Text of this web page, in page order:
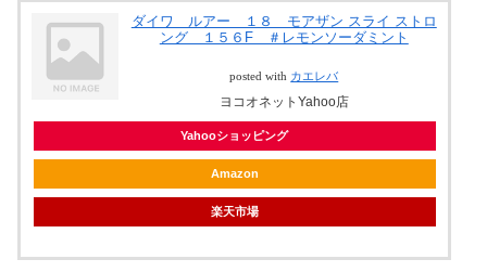
ダイワ ルアー １８ モアザン スライ ストロ
ング １５６F ＃レモンソーダミント
posted with カエレバ
ヨコオネットYahoo店
Yahooショッピング
Amazon
楽天市場